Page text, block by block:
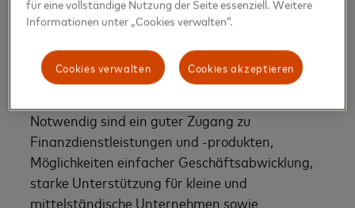
Ann Cairns, President, International Markets, Mastercard
Weitere wichtige Erkenntnisse der Studie:
Notwendig sind ein guter Zugang zu
Finanzdienstleistungen und -produkten,
Möglichkeiten einfacher Geschäftsabwicklung,
starke Unterstützung für kleine und
mittelständische Unternehmen sowie
für eine vollständige Nutzung der Seite essenziell. Weitere
Informationen unter „Cookies verwalten“.
Cookies akzeptieren
Cookies verwalten